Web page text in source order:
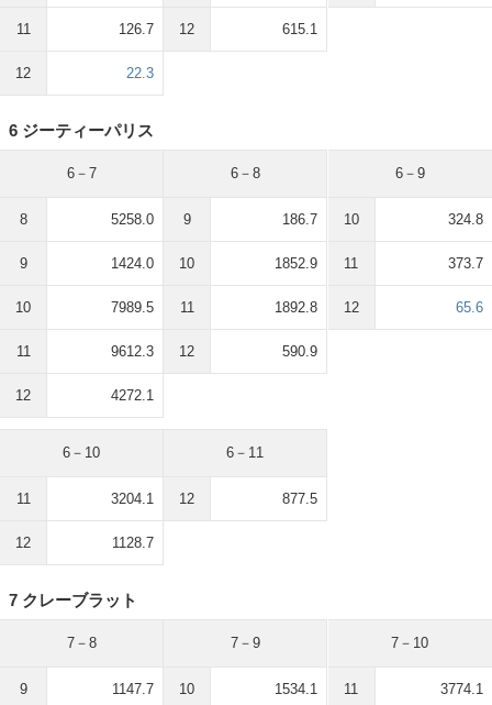
11 126.7
12 22.3
12 615.1
6 ジーティーパリス
6－7
8 5258.0
9 1424.0
10 7989.5
11 9612.3
12 4272.1
6－8
9 186.7
10 1852.9
11 1892.8
12 590.9
6－9
10 324.8
11 373.7
12 65.6
6－10
11 3204.1
12 1128.7
6－11
12 877.5
7 クレーブラット
7－8
9 1147.7
7－9
10 1534.1
7－10
11 3774.1